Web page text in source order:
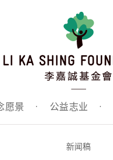
愿景 · 公益志业 ·
新闻稿